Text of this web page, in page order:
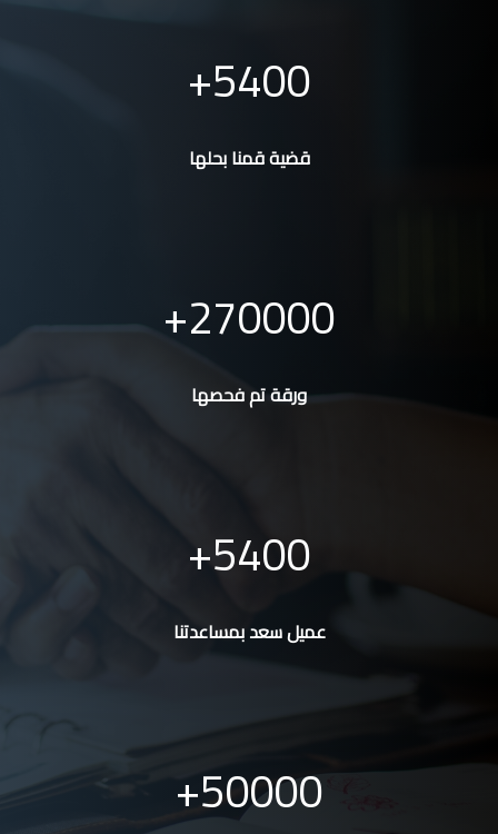
5400
قضية قمنا بحلها
270000
ورقة تم فحصها
5400
عميل سعد بمساعدتنا
50000